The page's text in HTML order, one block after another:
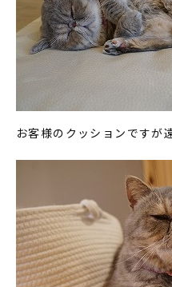
お客様のクッションですが